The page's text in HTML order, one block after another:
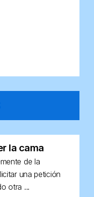
la cama
de la
una petición
otra ...